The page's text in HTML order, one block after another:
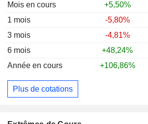
Mois en cours
+5,50%
1 mois
-5,80%
3 mois
-4,81%
6 mois
+48,24%
Année en cours
+106,86%
Plus de cotations